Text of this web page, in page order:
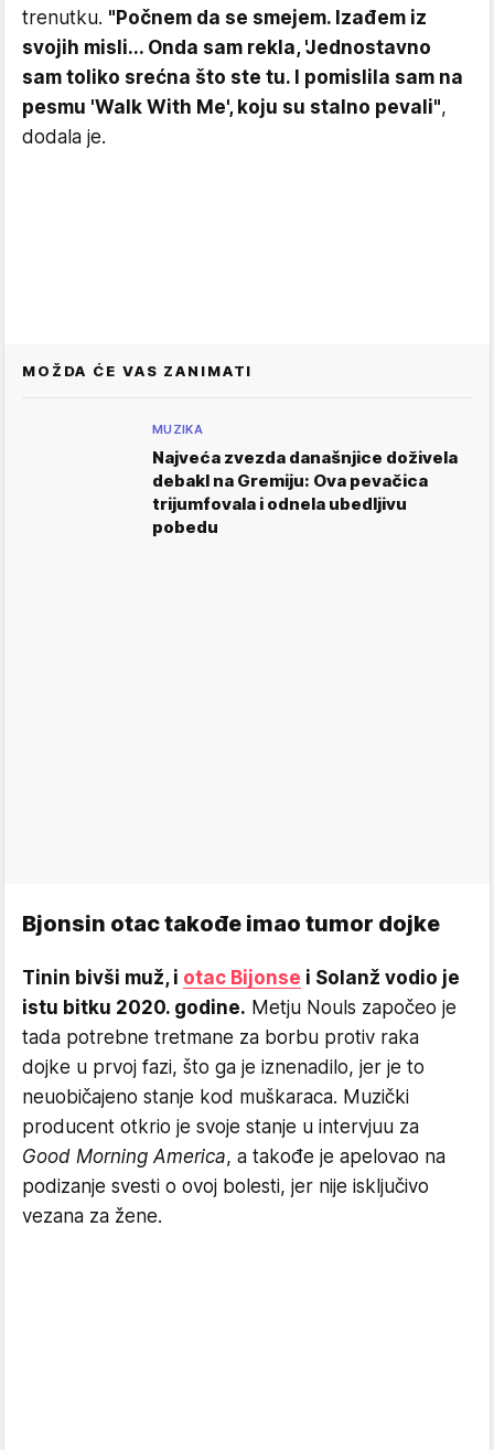
trenutku. "Počnem da se smejem. Izađem iz
svojih misli... Onda sam rekla, 'Jednostavno
sam toliko srećna što ste tu. I pomislila sam na
pesmu 'Walk With Me', koju su stalno pevali",
dodala je.
MOŽDA ĆE VAS ZANIMATI
MUZIKA
Najveća zvezda današnjice doživela
debakl na Gremiju: Ova pevačica
trijumfovala i odnela ubedljivu
pobedu
Bjonsin otac takođe imao tumor dojke
Tinin bivši muž, i otac Bijonse i Solanž vodio je
istu bitku 2020. godine. Metju Nouls započeo je
tada potrebne tretmane za borbu protiv raka
dojke u prvoj fazi, što ga je iznenadilo, jer je to
neuobičajeno stanje kod muškaraca. Muzički
producent otkrio je svoje stanje u intervjuu za
Good Morning America, a takođe je apelovao na
podizanje svesti o ovoj bolesti, jer nije isključivo
vezana za žene.